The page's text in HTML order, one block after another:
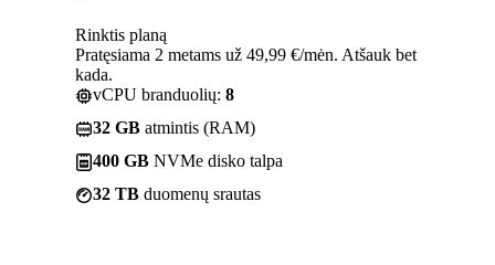
Rinktis planą
Pratęsiama 2 metams už 49,99 €/mėn. Atšauk bet
kada.
vCPU branduolių: 8
32 GB atmintis (RAM)
400 GB NVMe disko talpa
32 TB duomenų srautas